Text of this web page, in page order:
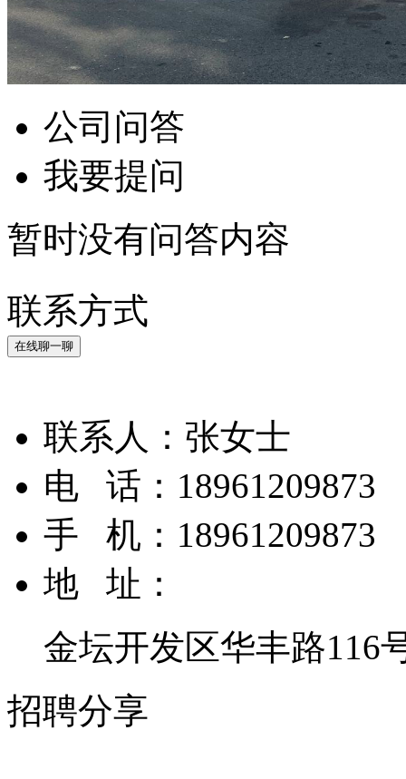
公司问答
我要提问
暂时没有问答内容
联系方式
在线聊一聊
联系人： 张女士
电 话： 18961209873
手 机： 18961209873
地 址：
金坛开发区华丰路116
招聘分享